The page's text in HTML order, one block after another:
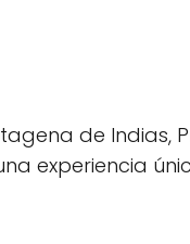
de Indias,
experiencia